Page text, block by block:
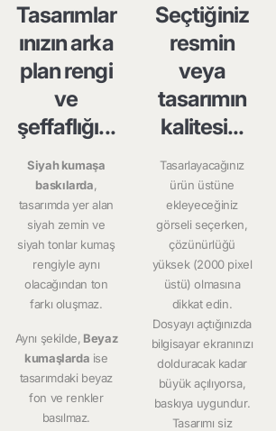
Tasarımlar
ınızın arka
plan rengi
ve
şeffaflığı...
Siyah kumaşa
baskılarda,
tasarımda yer alan
siyah zemin ve
siyah tonlar kumaş
rengiyle aynı
olacağından ton
farkı oluşmaz.
Aynı şekilde, Beyaz
kumaşlarda ise
tasarımdaki beyaz
fon ve renkler
basılmaz.
Seçtiğiniz
resmin
veya
tasarımın
kalitesi...
Tasarlayacağınız
ürün üstüne
ekleyeceğiniz
görseli seçerken,
çözünürlüğü
yüksek (2000 pixel
üstü) olmasına
dikkat edin.
Dosyayı açtığınızda
bilgisayar ekranınızı
dolduracak kadar
büyük açılıyorsa,
baskıya uygundur.
Tasarımı siz